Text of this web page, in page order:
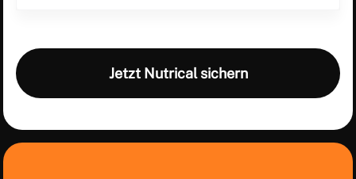
Jetzt Nutrical sichern